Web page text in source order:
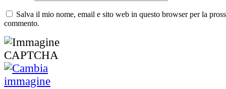
Salva il mio nome, email e sito web in questo browser per la
commento.